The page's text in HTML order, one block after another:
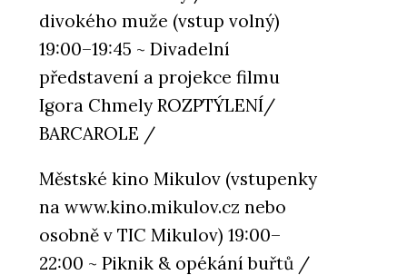
divokého muže (vstup volný)
19:00–19:45 ~ Divadelní
představení a projekce filmu
Igora Chmely ROZPTÝLENÍ/
BARCAROLE /
Městské kino Mikulov (vstupenky
na www.kino.mikulov.cz nebo
osobně v TIC Mikulov) 19:00–
22:00 ~ Piknik & opékání buřtů /